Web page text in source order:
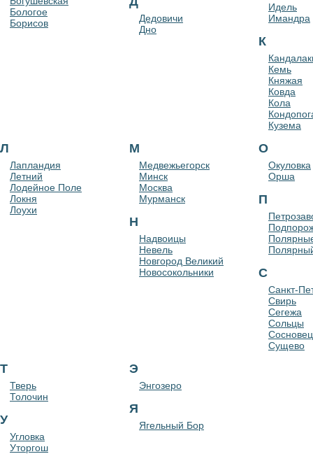
Бологое
Борисов
Дедовичи
Дно
Идель
Имандра
К
Кемь
Княжая
Ковда
Кола
Кузема
Л
Лапландия
Летний
Лодейное Поле
Локня
Лоухи
М
Медвежьегорск
Минск
Москва
Мурманск
Н
Надвоицы
Невель
Новгород Великий
Новосокольники
О
Окуловка
Орша
П
С
Санкт-
Свирь
Сегежа
Сольцы
Сосновец
Сущево
Т
Тверь
Толочин
У
Угловка
Уторгош
Э
Энгозеро
Я
Ягельный Бор